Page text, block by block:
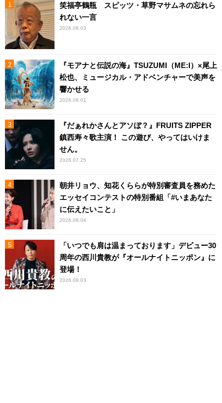
笑福亭鶴瓶 スピッツ・草野マサムネの忘れら
れない一言
2026.08.03
『モアナと伝説の海』TSUZUMI（ME:I）×尾上
松也、ミュージカル・アドベンチャーで美声を
響かせる
2026.08.01
『だぁれかさんとアソぼ？』FRUITS ZIPPER
鎮西寿々歌主演！ この遊び、やってはいけま
せん。
2026.07.25
朝井リョウ、知花くららが特別審査員を務めた
エッセイコンテストの特別番組「#いまあなた
に伝えたいこと」
2026.08.04
「いつでも肩は温まっております」デビュー30
周年の西川貴教が『オールナイトニッポン』に
登場！
2026.08.03